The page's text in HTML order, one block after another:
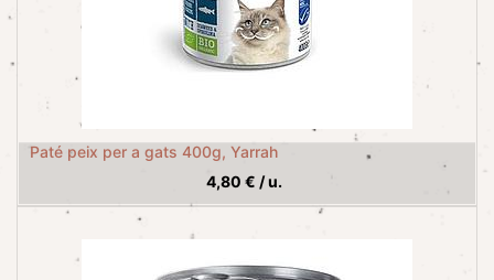
Paté peix per a gats 400g, Yarrah
4,80 € /u.